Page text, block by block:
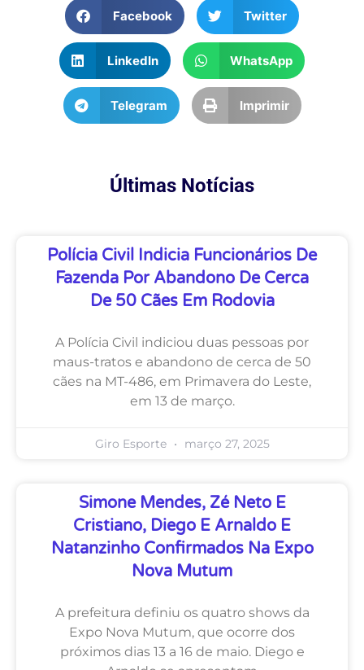
Facebook Twitter
LinkedIn WhatsApp
Telegram Imprimir
Últimas Notícias
Polícia Civil Indicia Funcionários De
Fazenda Por Abandono De Cerca
De 50 Cães Em Rodovia
A Polícia Civil indiciou duas pessoas por
maus-tratos e abandono de cerca de 50
cães na MT-486, em Primavera do Leste,
em 13 de março.
Giro Esporte março 27, 2025
Simone Mendes, Zé Neto E
Cristiano, Diego E Arnaldo E
Natanzinho Confirmados Na Expo
Nova Mutum
A prefeitura definiu os quatro shows da
Expo Nova Mutum, que ocorre dos
próximos dias 13 a 16 de maio. Diego e